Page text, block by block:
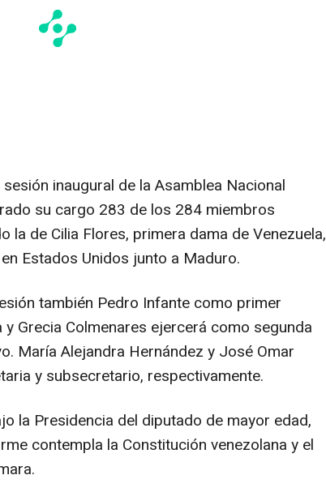
inaugural de la Asamblea Nacional
su cargo 283 de los 284 miembros
la de Cilia Flores, primera dama de Venezuela,
Estados Unidos junto a Maduro.
también Pedro Infante como primer
Grecia Colmenares ejercerá como segunda
María Alejandra Hernández y José Omar
y subsecretario, respectivamente.
la Presidencia del diputado de mayor edad,
contempla la Constitución venezolana y el